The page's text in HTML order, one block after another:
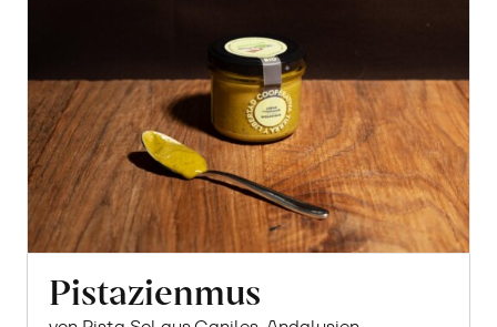
Pistazienmus